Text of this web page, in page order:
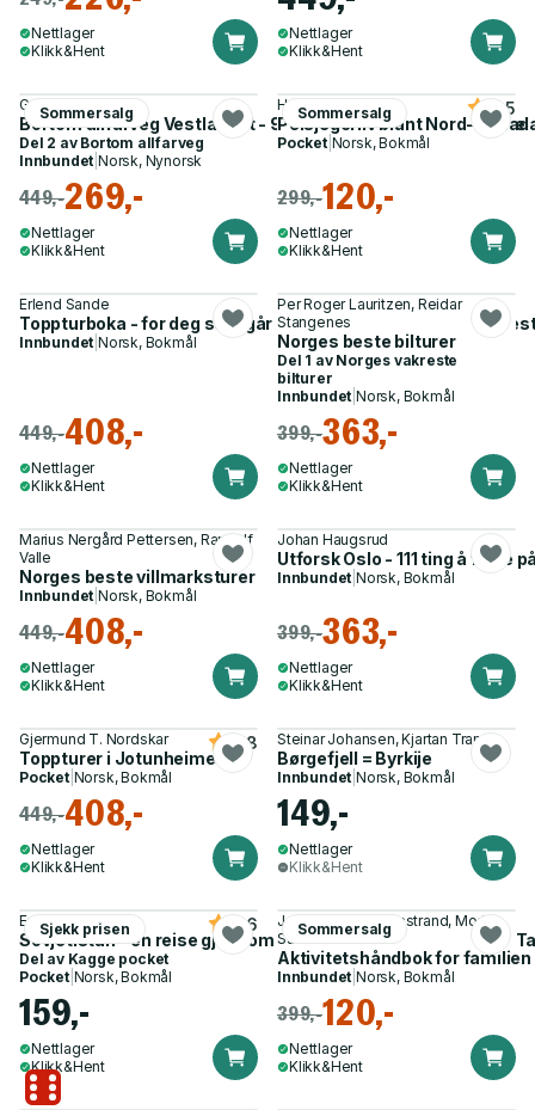
Nettlager
Klikk&Hent
Nettlager
Klikk&Hent
Sommersalg
Gunnar Garfors
Bortom allfarveg Vestlandet - 99 reisetips til ein briljant ferie
Del 2 av Bortom allfarveg
Innbundet |Norsk, Nynorsk
449,-269,-
Nettlager
Klikk&Hent
Sommersalg
Helge Ingstad
Pelsjegerliv blant Nord-
4.5
Pocket| Norsk, Bokmål
299,-120,-
Nettlager
Klikk&Hent
Erlend Sande
Toppturboka - for deg som går motbakker på jakt etter de
Innbundet |Norsk, Bokmål
449,-408,-
Nettlager
Klikk&Hent
Per Roger Lauritzen, Reidar
Stangenes
Norges beste bilturer
Del 1 av Norges vakreste
bilturer
Innbundet |Norsk, Bokmål
399,-363,-
Nettlager
Klikk&Hent
Marius Nergård Pettersen, Randulf
Valle
Norges beste villmarksturer
Innbundet |Norsk, Bokmål
449,-408,-
Nettlager
Klikk&Hent
Johan Haugsrud
Utforsk Oslo - 111 ting å finne
Innbundet |Norsk, Bokmål
399,-363,-
Nettlager
Klikk&Hent
Gjermund T. Nordskar
Toppturer i Jotunheimen
4.8
Pocket| Norsk, Bokmål
449,-408,-
Nettlager
Klikk&Hent
Steinar Johansen, Kjartan Trana
Børgefjell = Byrkije
Innbundet |Norsk, Bokmål
149,-
Nettlager
Klikk&Hent
Sjekk prisen
Erika Fatland
Sovjetistan - en reise gjennom Turkmenistan, Kasakhstan,
4.6
Del av Kagge pocket
Pocket| Norsk, Bokmål
159,-
Nettlager
Klikk&Hent
Sommersalg
Jørgine Massa Vasstrand, Morten
Sundli
Aktivitetshåndbok for familien
Innbundet |Norsk, Bokmål
399,-120,-
Nettlager
Klikk&Hent